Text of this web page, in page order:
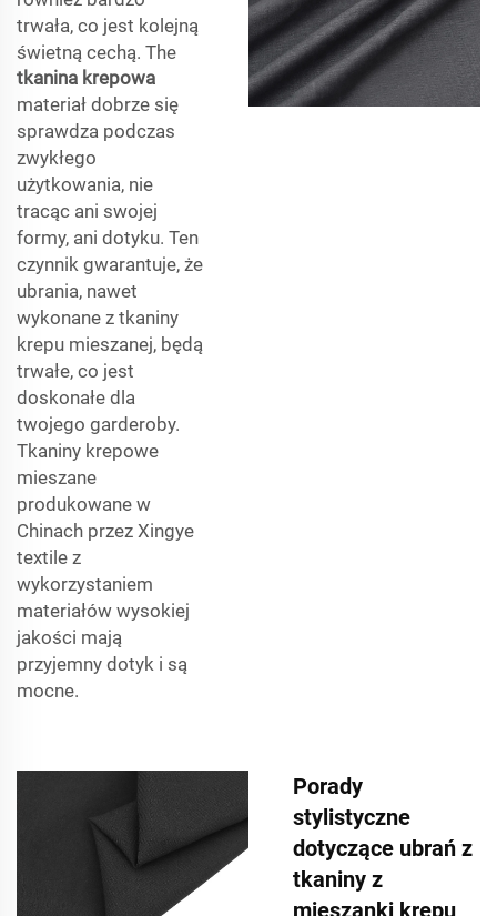
trwała, co jest kolejną
świetną cechą. The
tkanina krepowa
materiał dobrze się
sprawdza podczas
zwykłego
użytkowania, nie
tracąc ani swojej
formy, ani dotyku. Ten
czynnik gwarantuje, że
ubrania, nawet
wykonane z tkaniny
krepu mieszanej, będą
trwałe, co jest
doskonałe dla
twojego garderoby.
Tkaniny krepowe
mieszane
produkowane w
Chinach przez Xingye
textile z
wykorzystaniem
materiałów wysokiej
jakości mają
przyjemny dotyk i są
mocne.
Porady
stylistyczne
dotyczące ubrań z
tkaniny z
mieszanki krepu